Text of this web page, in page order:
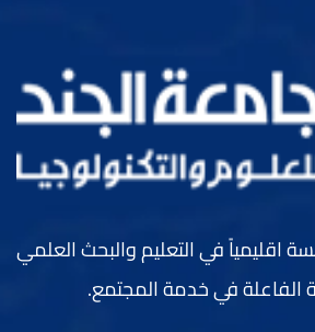
اقليمياً في التعليم والبحث العلمي
في خدمة المجتمع.